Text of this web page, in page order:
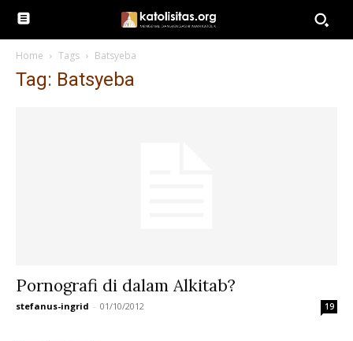
Home Tags Batsyeba
Tag: Batsyeba
Pornografi di dalam Alkitab?
stefanus-ingrid - 01/10/2012 19